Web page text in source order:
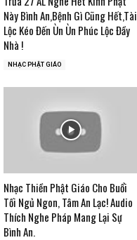
Này Bình An,Bệnh Gì Cũng Hết,Tài
Lộc Kéo Đến Ùn Ùn Phúc Lộc Đầy
Nhà !
NHẠC PHẬT GIÁO
Nhạc Thiền Phật Giáo Cho Buổi
Tối Ngủ Ngon, Tâm An Lạc! Audio
Thích Nghe Pháp Mang Lại Sự
Bình An.